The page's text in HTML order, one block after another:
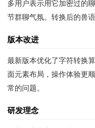
多用户表示用它加密过的
节群聊气氛。转换后的兽
版本改进
最新版本优化了字符转换
面元素布局，操作体验更
常的问题。
研发理念